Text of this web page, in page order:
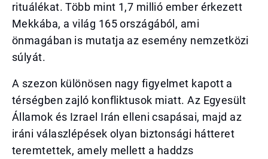
rituálékat. Több mint 1,7 millió ember érkezett
Mekkába, a világ 165 országából, ami
önmagában is mutatja az esemény nemzetközi
súlyát.
A szezon különösen nagy figyelmet kapott a
térségben zajló konfliktusok miatt. Az Egyesült
Államok és Izrael Irán elleni csapásai, majd az
iráni válaszlépések olyan biztonsági hátteret
teremtettek, amely mellett a haddzs